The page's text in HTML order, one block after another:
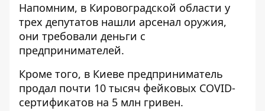
Напомним, в Кировоградской области у
трех депутатов нашли арсенал оружия,
они требовали деньги с
предпринимателей.
Кроме того, в Киеве предприниматель
продал почти 10 тысяч фейковых COVID-
сертификатов на 5 млн гривен.